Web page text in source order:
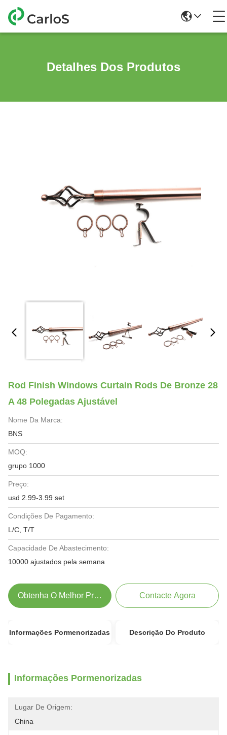
Detalhes Dos Produtos
Rod Finish Windows Curtain Rods De Bronze 28
A 48 Polegadas Ajustável
Nome Da Marca:
BNS
MOQ:
grupo 1000
Preço:
usd 2.99-3.99 set
Condições De Pagamento:
L/C, T/T
Capacidade De Abastecimento:
10000 ajustados pela semana
Obtenha O Melhor Preço Contacte Agora
Informações Pormenorizadas Descrição Do Produto
Informações Pormenorizadas
Lugar De Origem:
China